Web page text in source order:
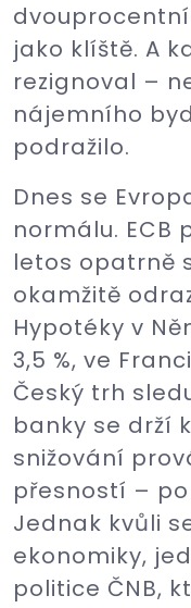
jako klíště. A
rezignoval –
nájemního
podražilo.
Dnes se
normálu. ECB
letos opatrně
okamžitě
Hypotéky v
3,5 %, ve
Český trh
banky se drží
snižování
přesností –
Jednak kvůli
ekonomiky,
politice ČNB,